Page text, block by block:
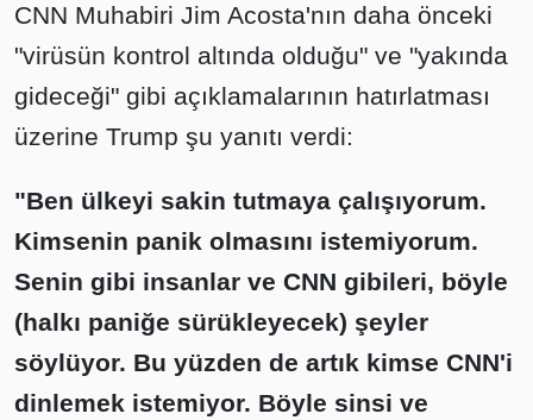
CNN Muhabiri Jim Acosta'nın daha önceki
"virüsün kontrol altında olduğu" ve "yakında
gideceği" gibi açıklamalarının hatırlatması
üzerine Trump şu yanıtı verdi:
"Ben ülkeyi sakin tutmaya çalışıyorum.
Kimsenin panik olmasını istemiyorum.
Senin gibi insanlar ve CNN gibileri, böyle
(halkı paniğe sürükleyecek) şeyler
söylüyor. Bu yüzden de artık kimse CNN'i
dinlemek istemiyor. Böyle sinsi ve